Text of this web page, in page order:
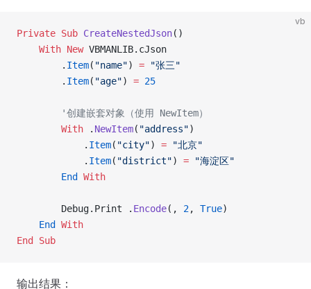
vb
Private Sub CreateNestedJson()
    With New
VBMANLIB.cJson
        .
Item( "name") = "张三"
        .
Item( "age") = 25
        '创建嵌套对象（使用 NewItem）
        With
. NewItem( "address")
            .
Item( "city") = "北京"
            .
Item( "district") = "海淀区"
        End
With
        Debug.Print .
Encode(, 2, True)
    End
With
End Sub
输出结果：